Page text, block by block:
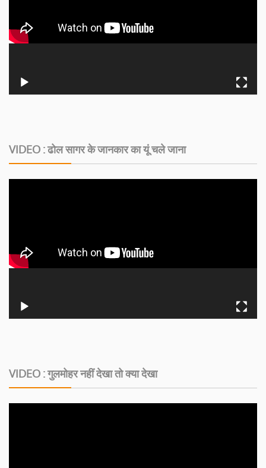
VIDEO : ढोल सागर के जानकार का यूं चले जाना
VIDEO : गुलमोहर नहीं देखा तो क्या देखा